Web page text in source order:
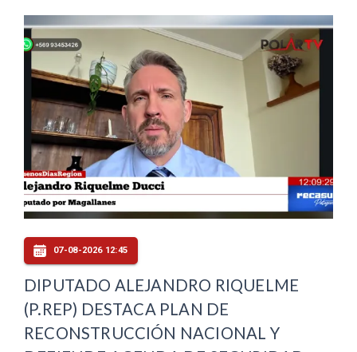
07-08-2026 12:45
DIPUTADO ALEJANDRO RIQUELME
(P.REP) DESTACA PLAN DE
RECONSTRUCCIÓN NACIONAL Y